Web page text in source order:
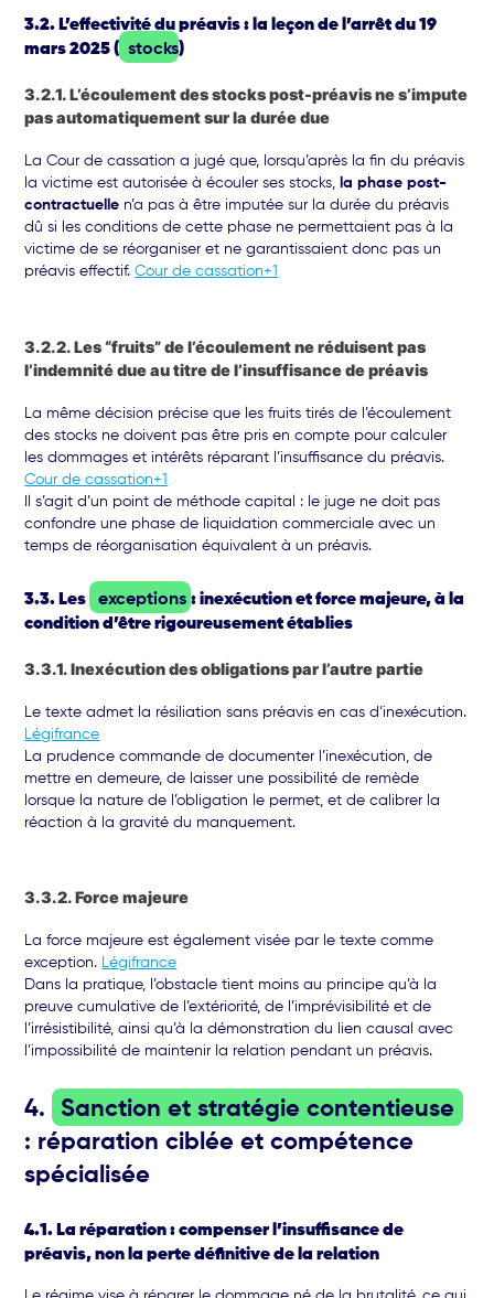
3.2. L’effectivité du préavis : la leçon de l’arrêt du 19
mars 2025 ( stocks)
3.2.1. L’écoulement des stocks post-préavis ne s’impute
pas automatiquement sur la durée due
La Cour de cassation a jugé que, lorsqu’après la fin du préavis
la victime est autorisée à écouler ses stocks, la phase post-
contractuelle n’a pas à être imputée sur la durée du préavis
dû si les conditions de cette phase ne permettaient pas à la
victime de se réorganiser et ne garantissaient donc pas un
préavis effectif.Cour de cassation+1
3.2.2. Les “fruits” de l’écoulement ne réduisent pas
l’indemnité due au titre de l’insuffisance de préavis
La même décision précise que les fruits tirés de l’écoulement
des stocks ne doivent pas être pris en compte pour calculer
les dommages et intérêts réparant l’insuffisance du préavis.
Cour de cassation+1
Il s’agit d’un point de méthode capital : le juge ne doit pas
confondre une phase de liquidation commerciale avec un
temps de réorganisation équivalent à un préavis.
3.3. Les exceptions: inexécution et force majeure, à la
condition d’être rigoureusement établies
3.3.1. Inexécution des obligations par l’autre partie
Le texte admet la résiliation sans préavis en cas d’inexécution.
Légifrance
La prudence commande de documenter l’inexécution, de
mettre en demeure, de laisser une possibilité de remède
lorsque la nature de l’obligation le permet, et de calibrer la
réaction à la gravité du manquement.
3.3.2. Force majeure
La force majeure est également visée par le texte comme
exception. Légifrance
Dans la pratique, l’obstacle tient moins au principe qu’à la
preuve cumulative de l’extériorité, de l’imprévisibilité et de
l’irrésistibilité, ainsi qu’à la démonstration du lien causal avec
l’impossibilité de maintenir la relation pendant un préavis.
4.
Sanction et stratégie contentieuse
: réparation ciblée et compétence
spécialisée
4.1. La réparation : compenser l’insuffisance de
préavis, non la perte définitive de la relation